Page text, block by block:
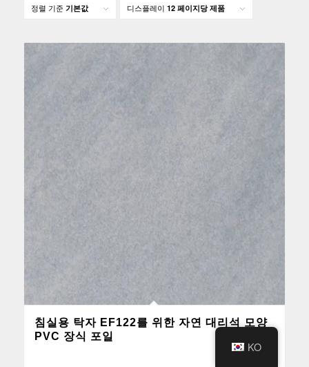
정렬 기준 기본값 디스플레이 12 페이지당 제품
침실용 탁자 EF122를 위한 자연 대리석 모양
PVC 장식 포일
KO